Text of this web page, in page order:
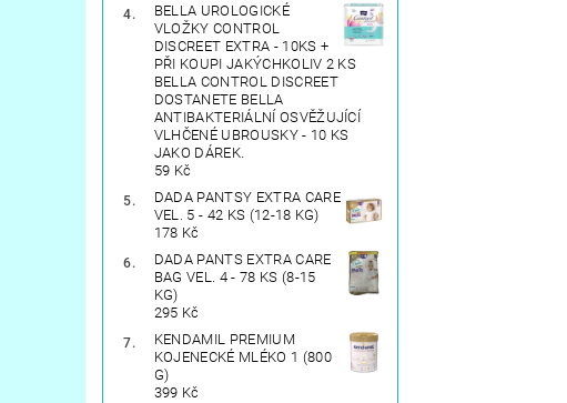
BELLA UROLOGICKÉ
VLOŽKY CONTROL
DISCREET EXTRA - 10KS +
PŘI KOUPI JAKÝCHKOLIV 2 KS
BELLA CONTROL DISCREET
DOSTANETE BELLA
ANTIBAKTERIÁLNÍ OSVĚŽUJÍCÍ
VLHČENÉ UBROUSKY - 10 KS
JAKO DÁREK.
59 Kč
DADA PANTSY EXTRA CARE
VEL. 5 - 42 KS (12-18 KG)
178 Kč
DADA PANTS EXTRA CARE
BAG VEL. 4 - 78 KS (8-15
KG)
295 Kč
KENDAMIL PREMIUM
KOJENECKÉ MLÉKO 1 (800
G)
399 Kč